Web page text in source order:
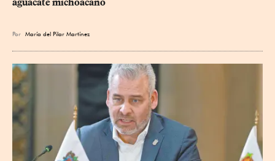
aguacate michoacano
Por María del Pilar Martínez